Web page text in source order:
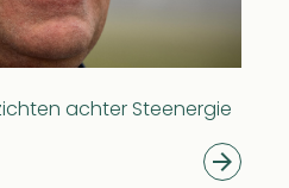
achter Steenergie